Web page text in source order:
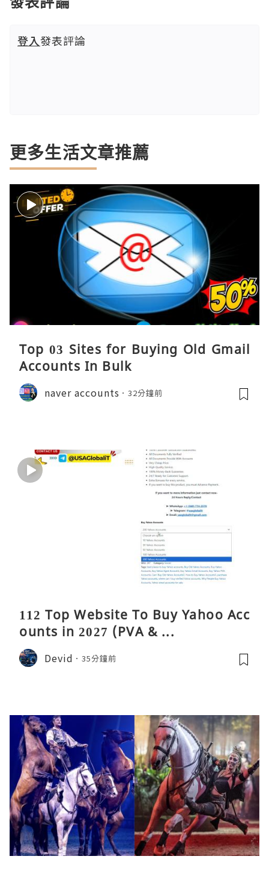
登入發表評論
更多生活文章推薦
Top 03 Sites for Buying Old Gmail
Accounts In Bulk
naver accounts 32分鐘前
112 Top Website To Buy Yahoo Acc
ounts in 2027 (PVA & ...
Devid 35分鐘前